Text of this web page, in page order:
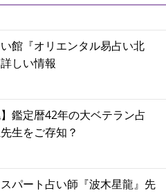
館『オリエンタル易占い北
しい情報
】鑑定暦42年の大ベテラン占
生をご存知？
パート占い師『波木星龍』先